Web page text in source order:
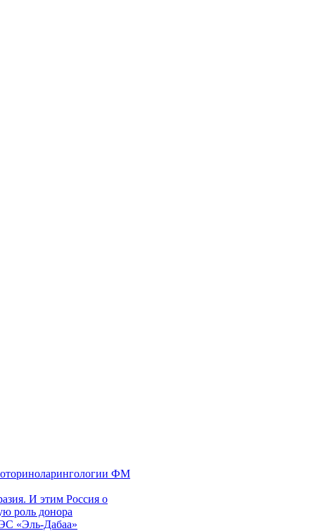
оториноларингологии ФМ
И этим Россия о
роль донора
«Эль-Дабаа»